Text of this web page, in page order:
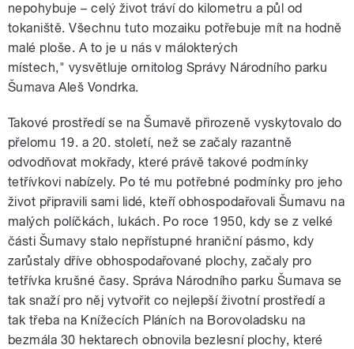
nepohybuje – celý život tráví do kilometru a půl od
tokaniště. Všechnu tuto mozaiku potřebuje mít na hodně
malé ploše. A to je u nás v málokterých
místech," vysvětluje ornitolog Správy Národního parku
Šumava Aleš Vondrka.
Takové prostředí se na Šumavě přirozeně vyskytovalo do
přelomu 19. a 20. století, než se začaly razantně
odvodňovat mokřady, které právě takové podmínky
tetřívkovi nabízely. Po té mu potřebné podmínky pro jeho
život připravili sami lidé, kteří obhospodařovali Šumavu na
malých políčkách, lukách. Po roce 1950, kdy se z velké
části Šumavy stalo nepřístupné hraniční pásmo, kdy
zarůstaly dříve obhospodařované plochy, začaly pro
tetřívka krušné časy. Správa Národního parku Šumava se
tak snaží pro něj vytvořit co nejlepší životní prostředí a
tak třeba na Knížecích Pláních na Borovoladsku na
bezmála 30 hektarech obnovila bezlesní plochy, které